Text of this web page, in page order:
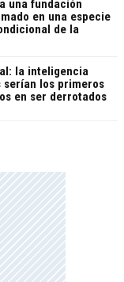
una fundación
en una especie
de la
la inteligencia
los primeros
en ser derrotados